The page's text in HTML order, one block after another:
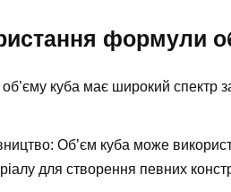
формули
куба має широкий спектр
Об’єм куба може
для створення певних